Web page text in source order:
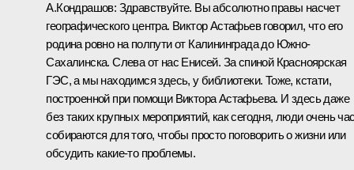
А.Кондрашов: Здравствуйте. Вы абсолютно правы насчет
географического центра. Виктор Астафьев говорил, что его
родина ровно на полпути от Калининграда до Южно-
Сахалинска. Слева от нас Енисей. За спиной Красноярская
ГЭС, а мы находимся здесь, у библиотеки. Тоже, кстати,
построенной при помощи Виктора Астафьева. И здесь даже
без таких крупных мероприятий, как сегодня, люди очень
собираются для того, чтобы просто поговорить о жизни или
обсудить какие‑то проблемы.